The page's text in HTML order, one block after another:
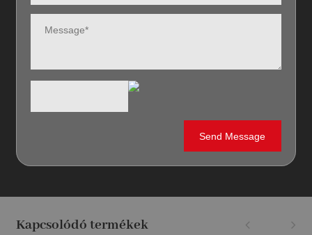
Kapcsolódó termékek